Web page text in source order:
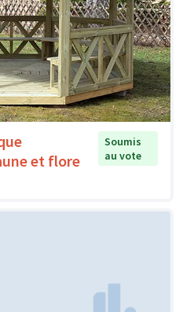
et flore
Soumis
au vote